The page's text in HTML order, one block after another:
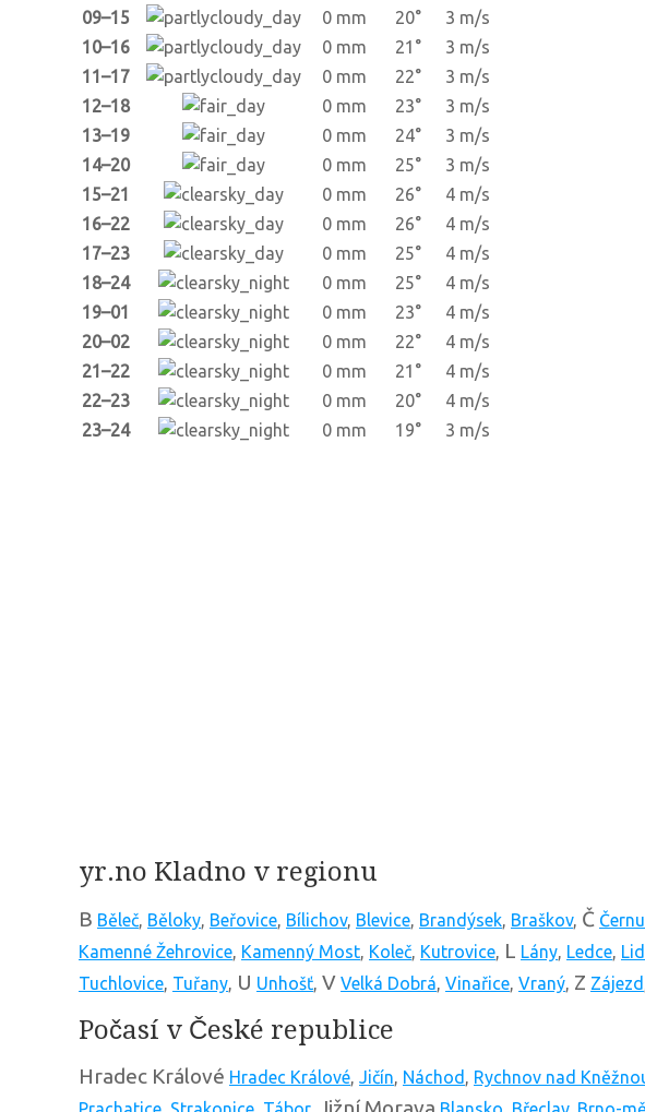
09–15
0 mm 20°
3 m/s
10–16
0 mm 21°
3 m/s
11–17
0 mm 22°
3 m/s
12–18
0 mm 23°
3 m/s
13–19
0 mm 24°
3 m/s
14–20
0 mm 25°
3 m/s
15–21
0 mm 26°
4 m/s
16–22
0 mm 26°
4 m/s
17–23
0 mm 25°
4 m/s
18–24
0 mm 25°
4 m/s
19–01
0 mm 23°
4 m/s
20–02
0 mm 22°
4 m/s
21–22
0 mm 21°
4 m/s
22–23
0 mm 20°
4 m/s
23–24
0 mm 19° 3 m/s
yr.no Kladno v regionu
B Běleč, Běloky, Beřovice, Bílichov, Blevice, Brandýsek, Braškov, Č
Kamenné Žehrovice, Kamenný Most, Koleč, Kutrovice, L Lány, Ledce,
Tuchlovice, Tuřany, U Unhošť, V Velká Dobrá, Vinařice, Vraný, Z Zájezd
Počasí v České republice
Hradec Králové Hradec Králové, Jičín, Náchod , Rychnov nad